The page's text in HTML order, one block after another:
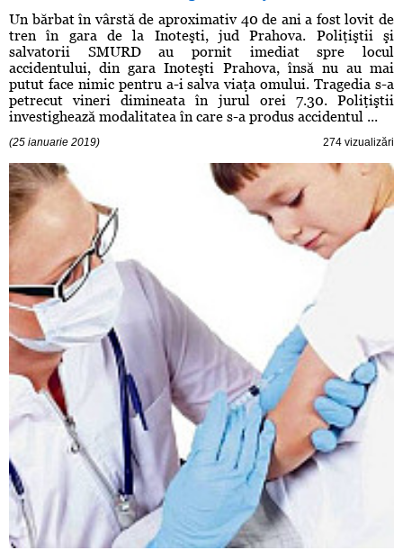
Un bărbat în vârstă de aproximativ 40 de ani a fost lovit de
tren în gara de la Inoteşti, jud Prahova. Poliţiştii şi
salvatorii SMURD au pornit imediat spre locul
accidentului, din gara Inoteşti Prahova, însă nu au mai
putut face nimic pentru a-i salva viaţa omului. Tragedia s-a
petrecut vineri dimineata în jurul orei 7.30. Poliţiştii
investighează modalitatea în care s-a produs accidentul ...
(25 ianuarie 2019) 274 vizualizări